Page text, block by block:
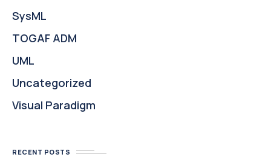
SysML
TOGAF ADM
UML
Uncategorized
Visual Paradigm
RECENT POSTS